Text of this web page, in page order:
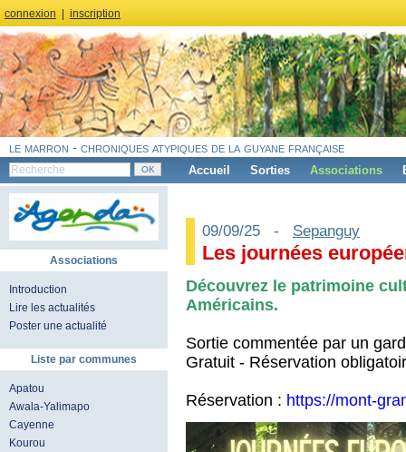
connexion inscription
le marron - chroniques atypiques de la guyane française
Accueil Sorties Associations
Associations
Introduction
Lire les actualités
Poster une actualité
Liste par communes
Apatou
Awala-Yalimapo
Cayenne
Kourou
09/09/25 - Sepanguy
Les journées
Découvrez le patrimoine
Américains.
Sortie commentée par un
Gratuit - Réservation
Réservation : https://mont-